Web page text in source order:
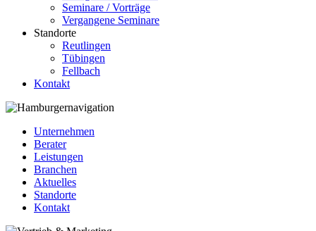
Seminare / Vorträge
Vergangene Seminare
Standorte
Reutlingen
Tübingen
Fellbach
Kontakt
Unternehmen
Berater
Leistungen
Branchen
Aktuelles
Standorte
Kontakt